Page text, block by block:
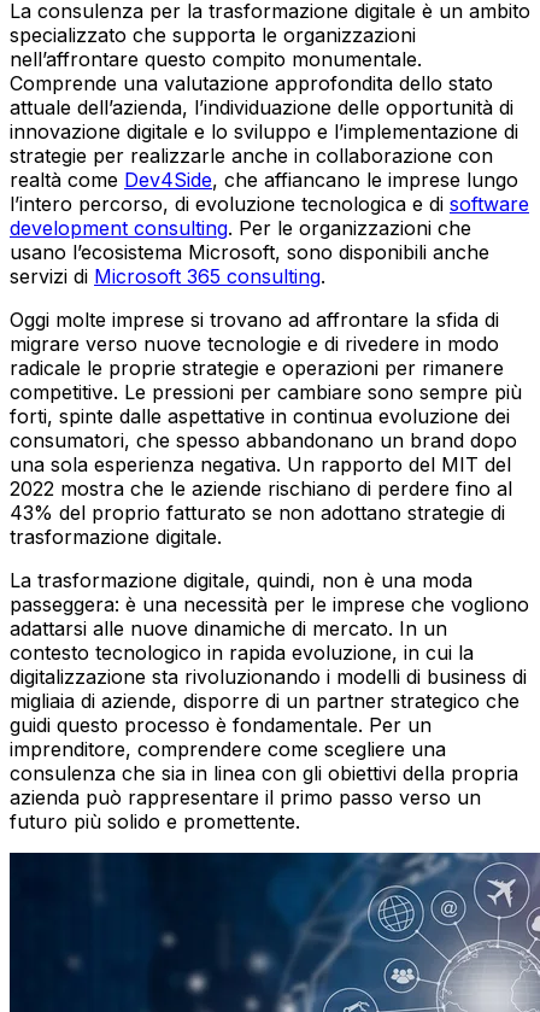
La consulenza per la trasformazione digitale è un ambito
specializzato che supporta le organizzazioni
nell’affrontare questo compito monumentale.
Comprende una valutazione approfondita dello stato
attuale dell’azienda, l’individuazione delle opportunità di
innovazione digitale e lo sviluppo e l’implementazione di
strategie per realizzarle anche in collaborazione con
realtà come Dev4Side, che affiancano le imprese lungo
l’intero percorso, di evoluzione tecnologica e di software
development consulting. Per le organizzazioni che
usano l’ecosistema Microsoft, sono disponibili anche
servizi di Microsoft 365 consulting.
Oggi molte imprese si trovano ad affrontare la sfida di
migrare verso nuove tecnologie e di rivedere in modo
radicale le proprie strategie e operazioni per rimanere
competitive. Le pressioni per cambiare sono sempre più
forti, spinte dalle aspettative in continua evoluzione dei
consumatori, che spesso abbandonano un brand dopo
una sola esperienza negativa. Un rapporto del MIT del
2022 mostra che le aziende rischiano di perdere fino al
43% del proprio fatturato se non adottano strategie di
trasformazione digitale.
La trasformazione digitale, quindi, non è una moda
passeggera: è una necessità per le imprese che vogliono
adattarsi alle nuove dinamiche di mercato. In un
contesto tecnologico in rapida evoluzione, in cui la
digitalizzazione sta rivoluzionando i modelli di business di
migliaia di aziende, disporre di un partner strategico che
guidi questo processo è fondamentale. Per un
imprenditore, comprendere come scegliere una
consulenza che sia in linea con gli obiettivi della propria
azienda può rappresentare il primo passo verso un
futuro più solido e promettente.